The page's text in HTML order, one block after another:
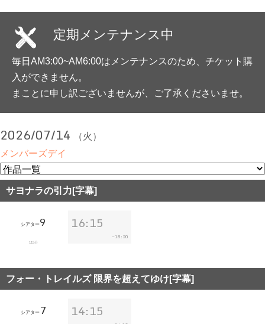
定期メンテナンス中
毎日AM3:00~AM6:00はメンテナンスのため、チケット購
入ができません。
まことに申し訳ございませんが、ご了承くださいませ。
2026/07/14
（火）
メンバーズデイ
サヨナラの引力[字幕]
シアター9
115分
16:15
~18:20
フォー・トレイルズ 限界を超えてゆけ[字幕]
シアター 7 14:15